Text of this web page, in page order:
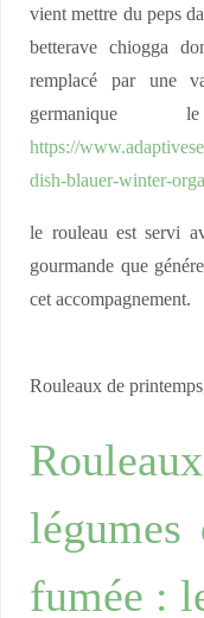
vient mettre du peps
betterave chiogga
remplacé par une
https://
dish-blauer-winter-
le rouleau est servi
gourmande que
cet accompagnement.
Rouleaux de
fumée :